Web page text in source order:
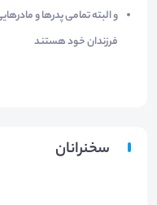
و البته تمامی پدرها و
فرزندان خود هستند
سخنرانان